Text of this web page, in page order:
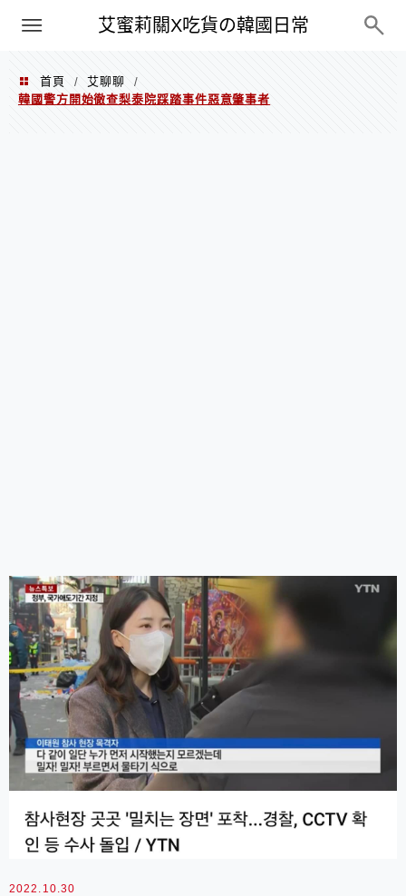
艾蜜莉關X吃貨の韓國日常
PXN
首頁 / 艾聊聊
/
韓國警方開始徹查梨泰院踩踏事件惡意肇事者
2022.10.30